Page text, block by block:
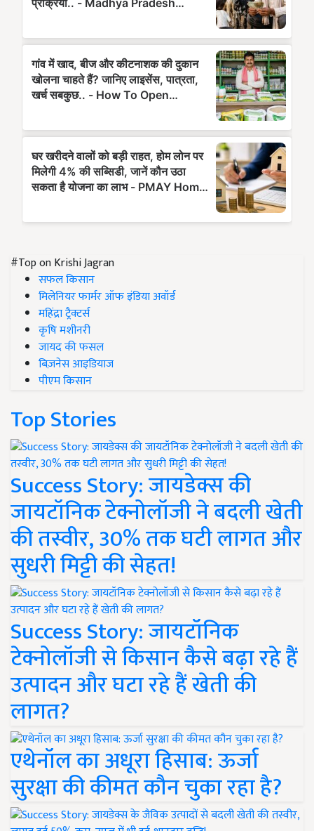
#Top on Krishi Jagran
सफल किसान
मिलेनियर फार्मर ऑफ इंडिया अवॉर्ड
महिंद्रा ट्रैक्टर्स
कृषि मशीनरी
जायद की फसल
बिज़नेस आइडियाज
पीएम किसान
Top Stories
Success Story: जायडेक्स की
जायटॉनिक टेक्नोलॉजी ने बदली खेती
की तस्वीर, 30% तक घटी लागत और
सुधरी मिट्टी की सेहत!
Success Story: जायटॉनिक
टेक्नोलॉजी से किसान कैसे बढ़ा रहे हैं
उत्पादन और घटा रहे हैं खेती की
लागत?
एथेनॉल का अधूरा हिसाब: ऊर्जा
सुरक्षा की कीमत कौन चुका रहा है?